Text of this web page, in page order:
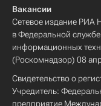
Вакансии
Сетевое издание РИА
в Федеральной
информационных
(Роскомнадзор) 08
Свидетельство о
Учредитель:
предприятие